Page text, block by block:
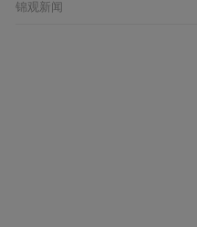
锦观新闻